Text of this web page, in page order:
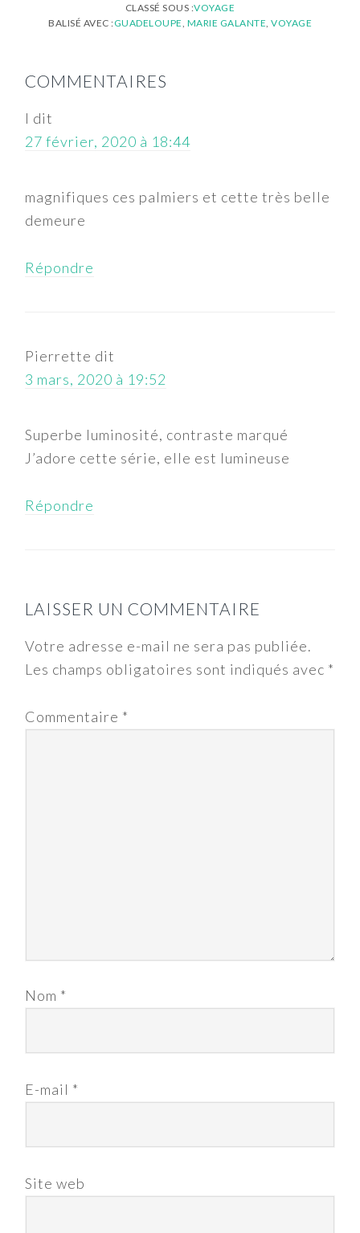
CLASSÉ SOUS :VOYAGE
BALISÉ AVEC :GUADELOUPE MARIE GALANTE VOYAGE
DU
LECTEUR
COMMENTAIRES
l dit
27 février, 2020 à 18:44
magnifiques ces palmiers et cette très belle
demeure
Répondre
Pierrette dit
3 mars, 2020 à 19:52
Superbe luminosité, contraste marqué
J’adore cette série, elle est lumineuse
Répondre
LAISSER UN COMMENTAIRE
Votre adresse e-mail ne sera pas publiée.
Les champs obligatoires sont indiqués avec *
Commentaire *
Nom *
E-mail *
Site web